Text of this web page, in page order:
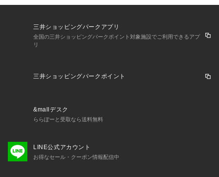
三井ショッピングパークアプリ
全国の三井ショッピングパークポイント対象施設でご利用できるアプ
リ
三井ショッピングパークポイント
&mallデスク
ららぽーと受取なら送料無料
LINE公式アカウント
お得なセール・クーポン情報配信中